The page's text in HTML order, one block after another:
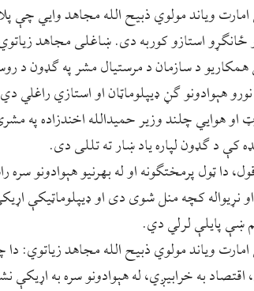
امارت ویاند مولوي ذبیح الله مجاهد وایي چې
او ځانګړو استازو کوربه دی. ښاغلی مجاهد
د سازمان د مرستیال مشر په ګډون د
هېوادونو ګڼ ډيپلوماټان او استازي راغلي
او هوایي چلند وزیر حمیدالله اخندزاده په
کې د ګډون لپاره یاد ښار ته تللی دی.
دا ټول پرمختګونه او له بهرنیو هېوادونو
نړیواله کچه منل شوی دی او ډیپلوماټيکې
ښې پایلې لرلي دي.
ویاند مولوي ذبیح الله مجاهد زیاتوي:
به خرابیږي، له هېوادونو سره به اړیکې